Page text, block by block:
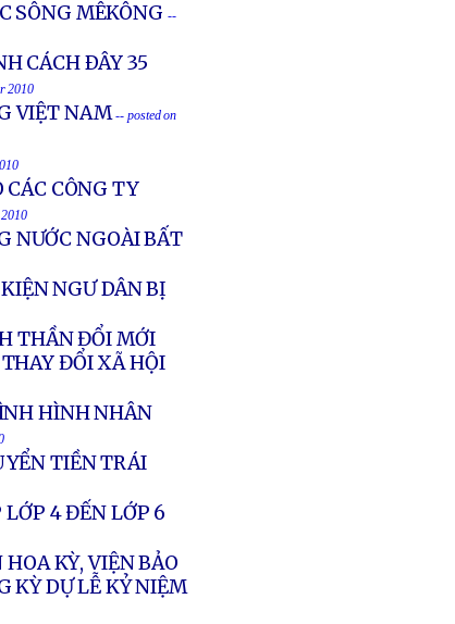
SÔNG MÊKÔNG --
CÁCH ÐÂY 35
2010
VIỆT NAM -- posted on
CÔNG TY
NƯỚC NGOÀI BẤT
NGƯ DÂN BỊ
THẦN ĐỔI MỚI
ĐỔI XÃ HỘI
HÌNH NHÂN
TIỀN TRÁI
4 ĐẾN LỚP 6
KỲ, VIỆN BẢO
KỲ DỰ LỄ KỶ NIỆM